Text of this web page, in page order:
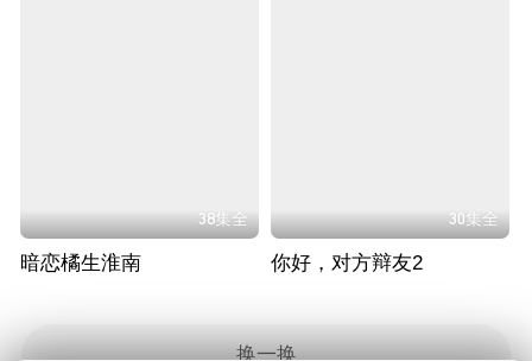
38集全
暗恋橘生淮南
30集全
你好，对方辩友2
换一换